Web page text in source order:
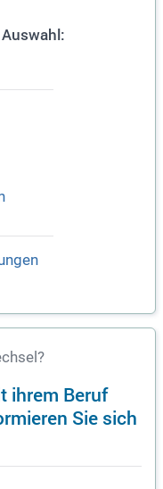
ihrem Beruf
Sie sich